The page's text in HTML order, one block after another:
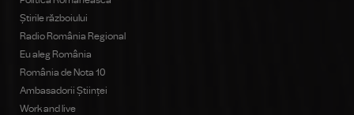
Știrile războiului
Radio România Regional
Eu aleg România
România de Nota 10
Ambasadorii Științei
Work and live